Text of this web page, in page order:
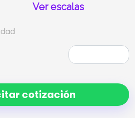
Ver escalas
cotización